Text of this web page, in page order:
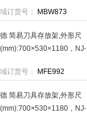
订货号： MBW873
简易刀具存放架,外形尺
，NJ-
订货号：
MFE992
简易刀具存放架,外形尺
，NJ-